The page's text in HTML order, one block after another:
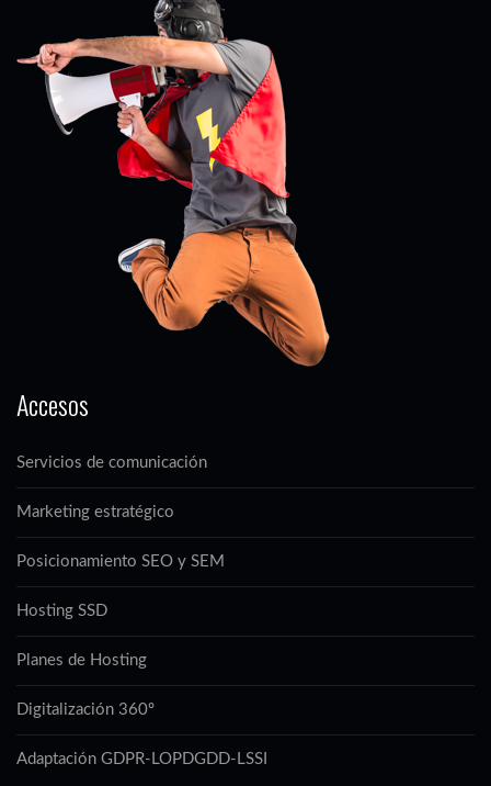
Accesos
Servicios de comunicación
Marketing estratégico
Posicionamiento SEO y SEM
Hosting SSD
Planes de Hosting
Digitalización 360º
Adaptación GDPR-LOPDGDD-LSSI